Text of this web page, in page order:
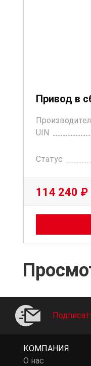
Привод в
UIN
Статус
114 240 ₽
КОМПАНИЯ
О нас